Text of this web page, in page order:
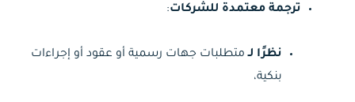
ترجمة معتمدة للشركات:
نظرًا لـمتطلبات جهات رسمية أو عقود أو إجراءات
بنكية،